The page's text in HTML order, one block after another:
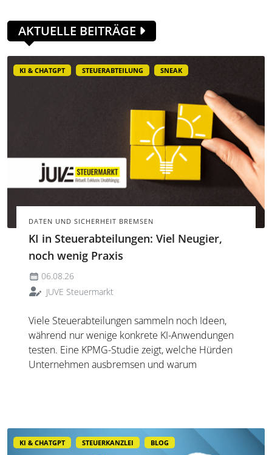
AKTUELLE BEITRÄGE
KI & CHATGPT STEUERABTEILUNG SNEAK
DATEN UND SICHERHEIT BREMSEN
KI in Steuerabteilungen: Viel Neugier,
noch wenig Praxis
06.08.26
JUVE Steuermarkt
Viele Steuerabteilungen sammeln noch Ideen,
während nur wenige konkrete KI-Anwendungen
testen. Eine KPMG-Studie zeigt, welche Hürden
Unternehmen ausbremsen und warum
KI & CHATGPT STEUERKANZLEI BLOG